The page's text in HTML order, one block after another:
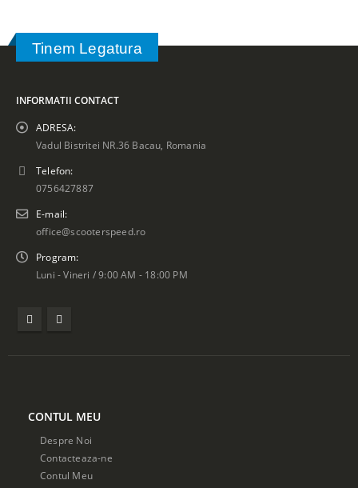
Tinem Legatura
INFORMATII CONTACT
ADRESA:
Vadul Bistritei NR.36 Bacau, Romania
Telefon:
0756427887
E-mail:
office@scooterspeed.ro
Program:
Luni - Vineri / 9:00 AM - 18:00 PM
CONTUL MEU
Despre Noi
Contacteaza-ne
Contul Meu